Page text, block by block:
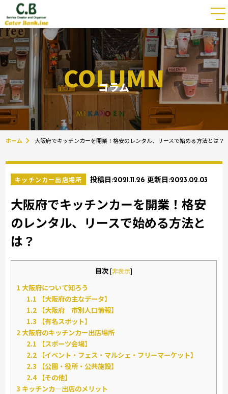
COLUMN
コラム
ホーム 大阪府でキッチンカーを開業！格安のレンタル、リースで始める方法とは？
キッチンカー出店場所 投稿日:2021.11.26 更新日:2023.02.03
大阪府でキッチンカーを開業！格安
のレンタル、リースで始める方法と
は？
目次[非表示]
1 大阪府について知ろう
1.1 【大阪府の主なデータ】
1.2 【大阪府 市別人口情報】
1.3 【有名スポット】
2 大阪府のキッチンカー出店場所
2.1 【スポーツ会場】
2.2 【イベント・フェス・マルシェ・フリーマーケット】
2.3 【公園・役所・公共施設】
2.4【その他】
3 キッチンカ―出店のメリット